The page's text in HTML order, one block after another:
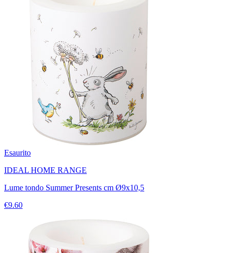
Esaurito
IDEAL HOME RANGE
Lume tondo Summer Presents cm Ø9x10,5
€9.60